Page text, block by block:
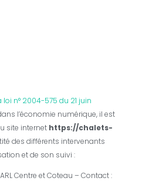
loi n° 2004-575 du 21 juin
l’économie numérique, il est
site internet https://chalets-
des différents intervenants
et de son suivi :
Centre et Coteau – Contact :